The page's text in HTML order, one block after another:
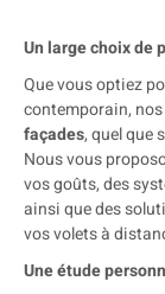
Un large choix de
Que vous optiez
contemporain, nos
façades, quel que
Nous vous
vos goûts, des
ainsi que des
vos volets à
Une étude